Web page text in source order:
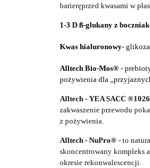
barieręprzed kwasami w
1-3 D ß-glukany z
Kwas hialuronowy-
Alltech Bio-Mos® -
pożywienia dla
Alltech - YEA SACC ®1026
zakwaszenie przewodu
z pożywienia.
Alltech - NuPro® - to
skoncentrowany kompleks
okresie rekonwalescencji.